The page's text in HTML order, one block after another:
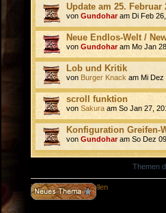
Update am 25. Februar
von Gundoharam Di Feb
Neue Endlos-Welt /
von Gundohar am Mo Jan
Lob und Kritik
von Burger Knack am Mi Dez
scroll funktion
von Sakura am So Jan 27,
Konfiguration Greifen-
von Gundoharam So Dez
Themen
Neues Thema erstellen